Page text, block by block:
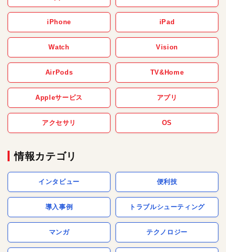
iPhone iPad
Watch Vision
AirPods TV&Home
Appleサービス アプリ
アクセサリ OS
情報カテゴリ
インタビュー 便利技
導入事例 トラブルシューティング
マンガ テクノロジー